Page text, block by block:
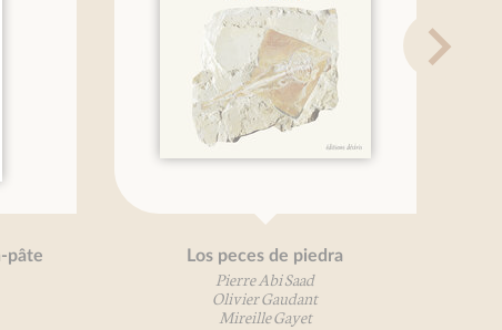
Los peces de piedra
Pierre Abi Saad
Olivier Gaudant
Mireille Gayet